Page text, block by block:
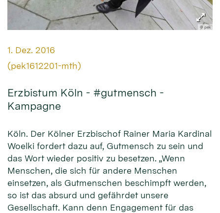
© pek
Datum:
1. Dez. 2016
Von:
(pek1612201-mth)
Erzbistum Köln - #gutmensch -
Kampagne
Köln. Der Kölner Erzbischof Rainer Maria Kardinal
Woelki fordert dazu auf, Gutmensch zu sein und
das Wort wieder positiv zu besetzen. „Wenn
Menschen, die sich für andere Menschen
einsetzen, als Gutmenschen beschimpft werden,
so ist das absurd und gefährdet unsere
Gesellschaft. Kann denn Engagement für das